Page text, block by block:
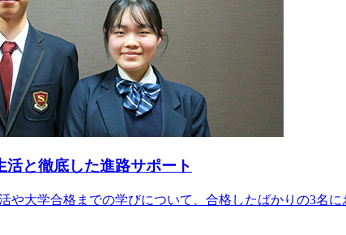
と徹底した進路サポート
や大学合格までの学びについて、合格したばかりの3